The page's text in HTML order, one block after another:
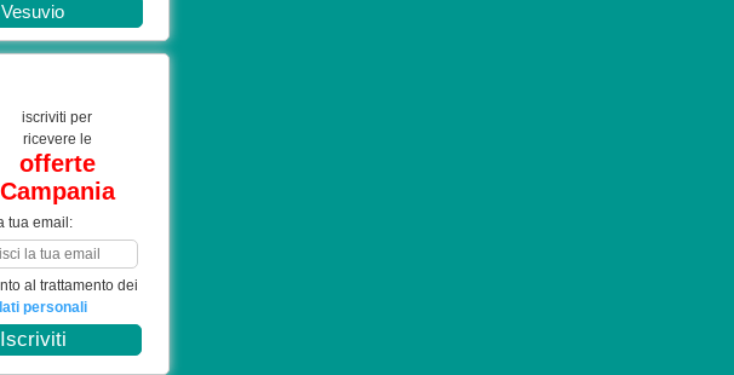
Vesuvio
iscriviti per
ricevere le
offerte
Campania
tua email:
al trattamento dei
personali